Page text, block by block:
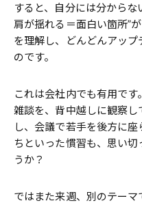
すると、自分には分から
肩が揺れる＝面白い箇所”
を理解し、どんどんアッ
のです。
これは会社内でも有用で
雑談を、背中越しに観察
し、会議で若手を後方に
ちといった慣習も、思い
うか？
ではまた来週、別のテーマ